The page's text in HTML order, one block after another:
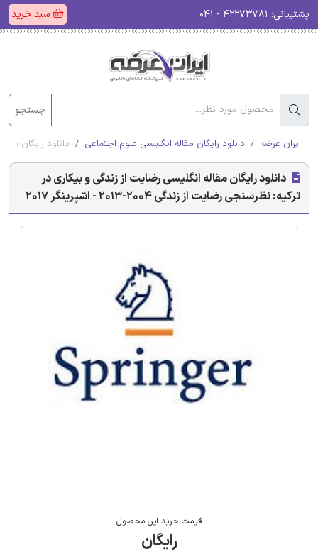
پشتیبانی: سبد خرید
جستجو
ایران عرضه دانلود رایگان مقاله انگلیسی علوم اجتماعی دانلود رایگان مقاله
دانلود رایگان مقاله انگلیسی رضایت از زندگی و بیکاری در
ترکیه: نظرسنجی رضایت از زندگی 2004-2013 - اشپرینگر 2017
قیمت خرید این محصول
رایگان